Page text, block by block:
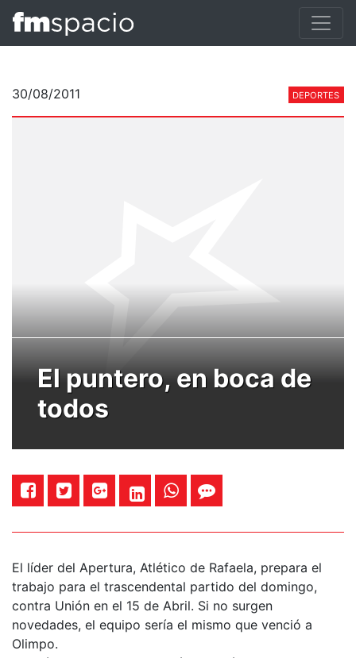
30/08/2011 DEPORTES
El puntero, en boca de
todos
El líder del Apertura, Atlético de Rafaela, prepara el
trabajo para el trascendental partido del domingo,
contra Unión en el 15 de Abril. Si no surgen
novedades, el equipo sería el mismo que venció a
Olimpo.